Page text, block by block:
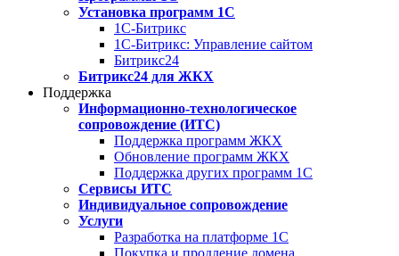
Установка программ 1С
1С-Битрикс
1С-Битрикс: Управление сайтом
Битрикс24
Битрикс24 для ЖКХ
Поддержка
Информационно-технологическое
сопровождение (ИТС)
Поддержка программ ЖКХ
Обновление программ ЖКХ
Поддержка других программ 1С
Сервисы ИТС
Индивидуальное сопровождение
Услуги
Разработка на платформе 1С
Покупка и продление домена